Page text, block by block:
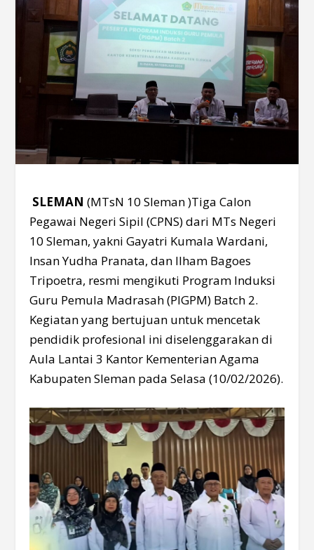
SLEMAN (MTsN 10 Sleman )Tiga Calon
Pegawai Negeri Sipil (CPNS) dari MTs Negeri
10 Sleman, yakni Gayatri Kumala Wardani,
Insan Yudha Pranata, dan Ilham Bagoes
Tripoetra, resmi mengikuti Program Induksi
Guru Pemula Madrasah (PIGPM) Batch 2.
Kegiatan yang bertujuan untuk mencetak
pendidik profesional ini diselenggarakan di
Aula Lantai 3 Kantor Kementerian Agama
Kabupaten Sleman pada Selasa (10/02/2026).